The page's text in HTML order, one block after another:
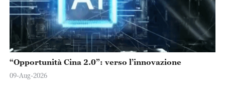
“Opportunità Cina 2.0”: verso l’innovazione
09-Aug-2026